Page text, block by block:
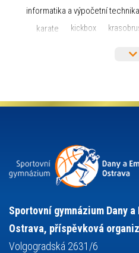
informatika a výpočetní technika
karate
kickbox
olympiáda dětí a mládeže
snowboarding
sportovní gymnastika
stolní tenis střelba
teorie sportovní přípravy
volejbal
vybavení
výuka všesportovní
Sportovní gymnázium Dany
Ostrava, příspěvková
Volgogradská 2631/6